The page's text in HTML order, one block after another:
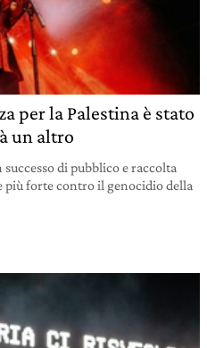
per la Palestina è stato
un altro
di pubblico e raccolta
più forte contro il genocidio della